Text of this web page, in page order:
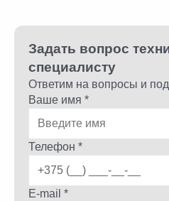
Задать вопрос
специалисту
Ответим на вопросы и
Ваше имя *
Телефон *
E-mail *